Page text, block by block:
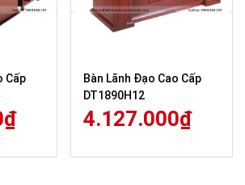
Cấp
₫
Bàn Lãnh Đạo Cao Cấp
DT1890H12
4.127.000₫